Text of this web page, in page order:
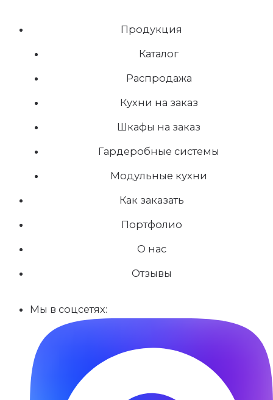
Продукция
Каталог
Распродажа
Кухни на заказ
Шкафы на заказ
Гардеробные системы
Модульные кухни
Как заказать
Портфолио
О нас
Отзывы
Мы в соцсетях: